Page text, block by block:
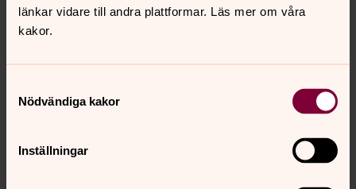
länkar vidare till andra plattformar. Läs mer om våra
kakor.
Nödvändiga kakor
Inställningar
Synpunkter eller frågor på sidans
helsingborgs.pastorat@svenskakyrkan.se